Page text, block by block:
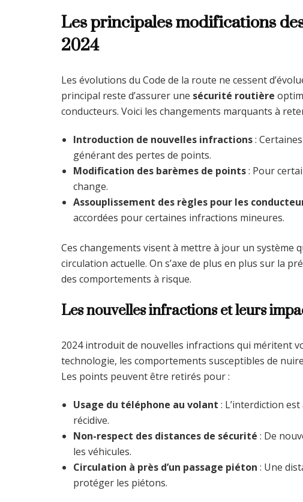
Les principales modifications
2024
Les évolutions du Code de la route ne cessent
principal reste d’assurer une sécurité routière
conducteurs. Voici les changements marquants à
Introduction de nouvelles infractions:
générant des pertes de points.
Modification des barèmes de points: Pour
change.
Assouplissement des règles pour les
accordées pour certaines infractions mineures.
Ces changements visent à mettre à jour un système
circulation actuelle. On s’axe de plus en plus sur la
des comportements à risque.
Les nouvelles infractions et leurs
2024 introduit de nouvelles infractions qui méritent
technologie, les comportements susceptibles de
Les points peuvent être retirés pour :
Usage du téléphone au volant : L’interdiction
récidive.
Non-respect des distances de sécurité : De
les véhicules.
Circulation à près d’un passage piéton : Une
protéger les piétons.